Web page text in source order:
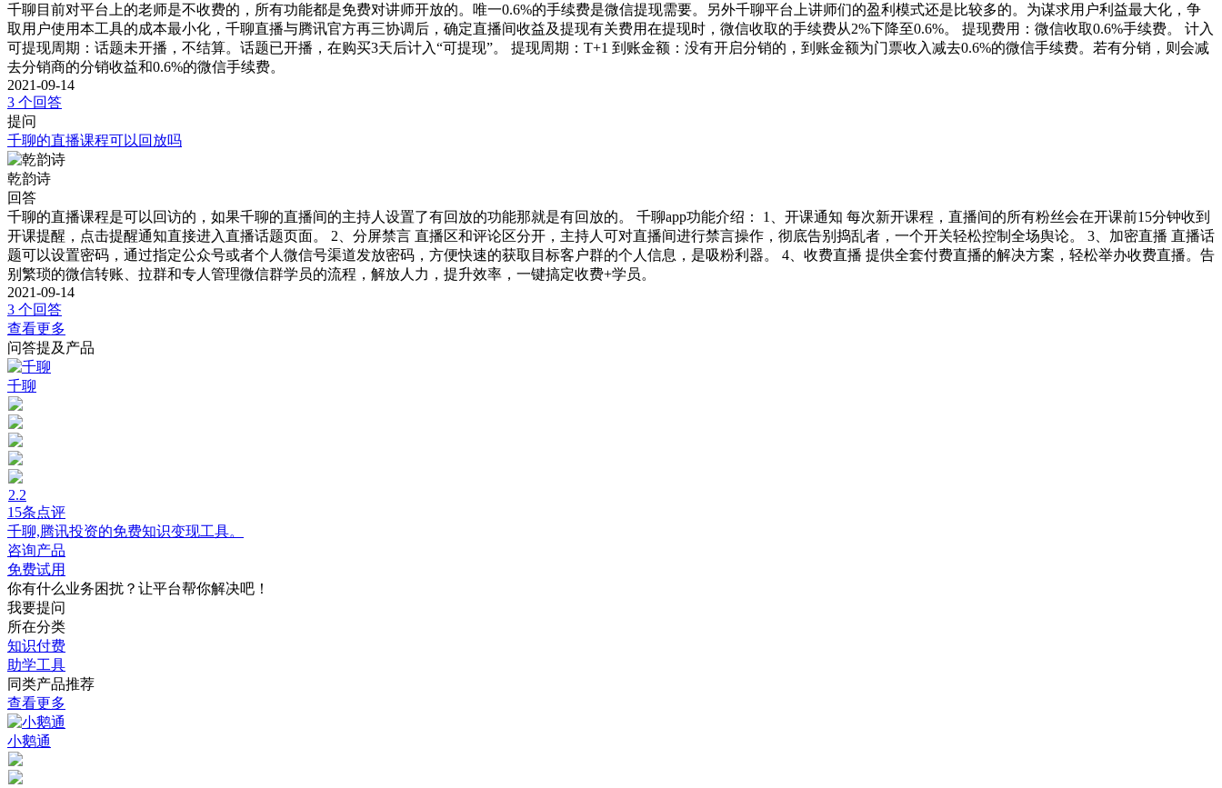
千聊目前对平台上的老师是不收费的，所有功能都是免费对讲师开放的。唯一0.6%的手续费是微信提现需要。另外千聊平台上讲师们的盈利模式还是比较多的。为谋求用户利益最大化，争
取用户使用本工具的成本最小化，千聊直播与腾讯官方再三协调后，确定直播间收益及提现有关费用在提现时，微信收取的手续费从2%下降至0.6%。 提现费用：微信收取0.6%手续费。 计入
可提现周期：话题未开播，不结算。话题已开播，在购买3天后计入“可提现”。 提现周期：T+1 到账金额：没有开启分销的，到账金额为门票收入减去0.6%的微信手续费。若有分销，则会减
去分销商的分销收益和0.6%的微信手续费。
2021-09-14
3 个回答
提问
千聊的直播课程可以回放吗
乾韵诗
回答
千聊的直播课程是可以回访的，如果千聊的直播间的主持人设置了有回放的功能那就是有回放的。 千聊app功能介绍： 1、开课通知 每次新开课程，直播间的所有粉丝会在开课前15分钟收到
开课提醒，点击提醒通知直接进入直播话题页面。 2、分屏禁言 直播区和评论区分开，主持人可对直播间进行禁言操作，彻底告别捣乱者，一个开关轻松控制全场舆论。 3、加密直播 直播话
题可以设置密码，通过指定公众号或者个人微信号渠道发放密码，方便快速的获取目标客户群的个人信息，是吸粉利器。 4、收费直播 提供全套付费直播的解决方案，轻松举办收费直播。告
别繁琐的微信转账、拉群和专人管理微信群学员的流程，解放人力，提升效率，一键搞定收费+学员。
2021-09-14
3 个回答
查看更多
问答提及产品
千聊
2.2
15条点评
千聊,腾讯投资的免费知识变现工具。
咨询产品
免费试用
你有什么业务困扰？让平台帮你解决吧！
我要提问
所在分类
知识付费
助学工具
同类产品推荐
查看更多
小鹅通